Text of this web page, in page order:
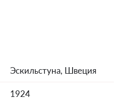
Эскильстуна, Швеция
1924